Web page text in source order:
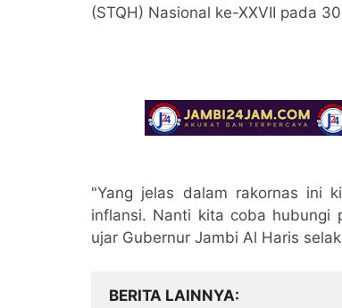
(STQH) Nasional ke-XXVII pada
"Yang jelas dalam rakornas ini
inflansi. Nanti kita coba hubungi
ujar Gubernur Jambi Al Haris
BERITA LAINNYA